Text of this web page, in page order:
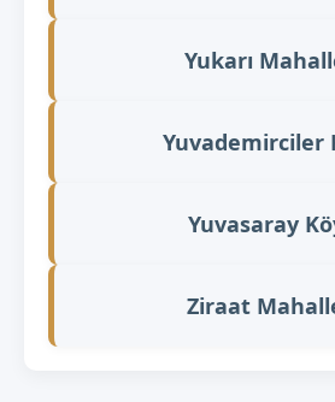
Yukarı
Yuvademirciler
Yuvasaray
Ziraat